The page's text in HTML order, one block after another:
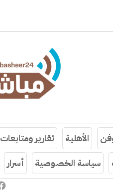
الأهلية تقارير ومتابعات
سياسة الخصوصية أسرار